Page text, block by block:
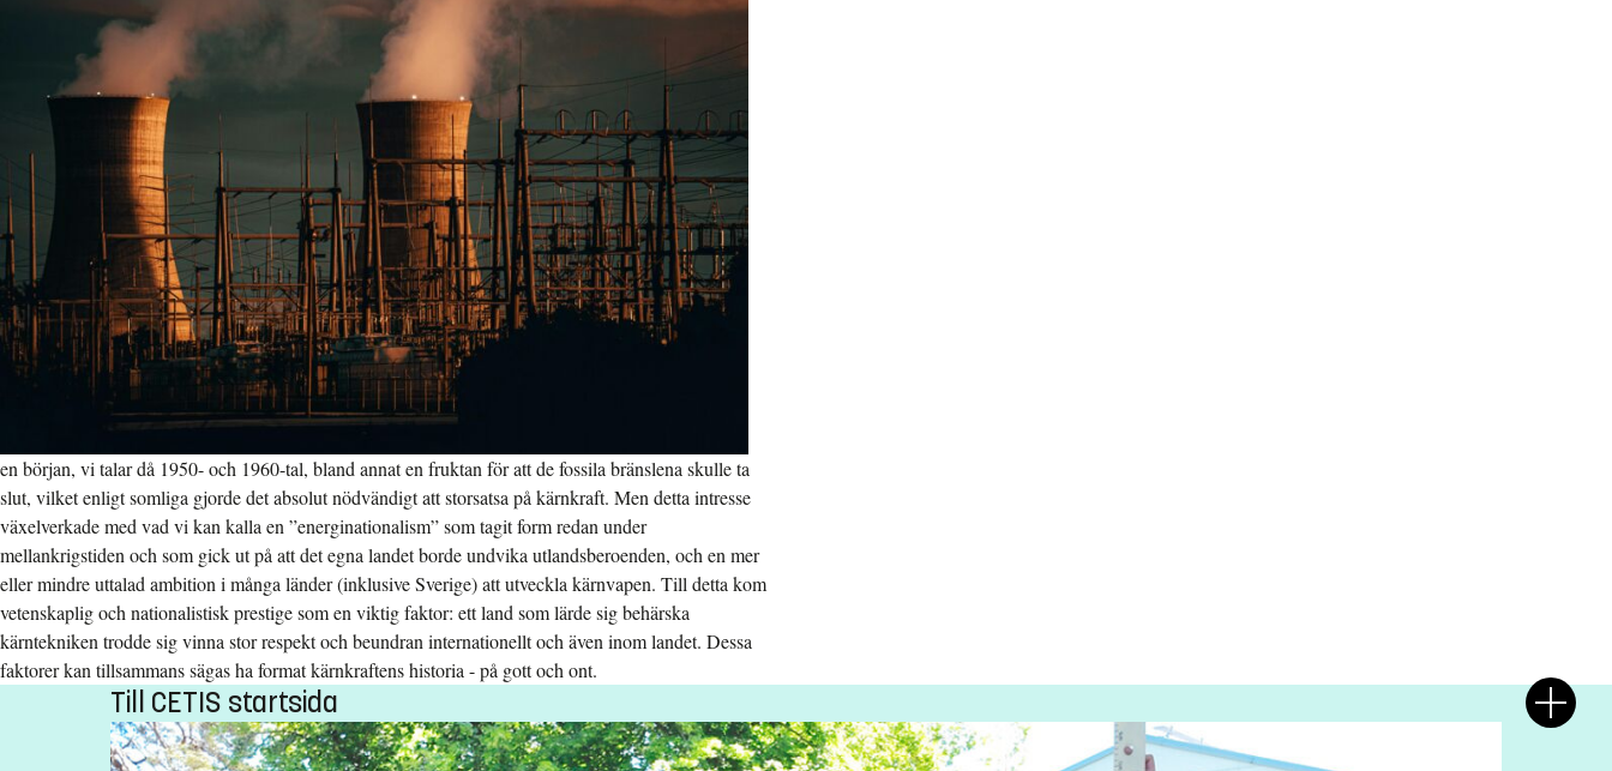
en början, vi talar då 1950- och 1960-tal, bland annat en fruktan för att de fossila bränslena skulle ta
slut, vilket enligt somliga gjorde det absolut nödvändigt att storsatsa på kärnkraft. Men detta intresse
växelverkade med vad vi kan kalla en ”energinationalism” som tagit form redan under
mellankrigstiden och som gick ut på att det egna landet borde undvika utlandsberoenden, och en mer
eller mindre uttalad ambition i många länder (inklusive Sverige) att utveckla kärnvapen. Till detta kom
vetenskaplig och nationalistisk prestige som en viktig faktor: ett land som lärde sig behärska
kärntekniken trodde sig vinna stor respekt och beundran internationellt och även inom landet. Dessa
faktorer kan tillsammans sägas ha format kärnkraftens historia - på gott och ont.
Till CETIS startsida